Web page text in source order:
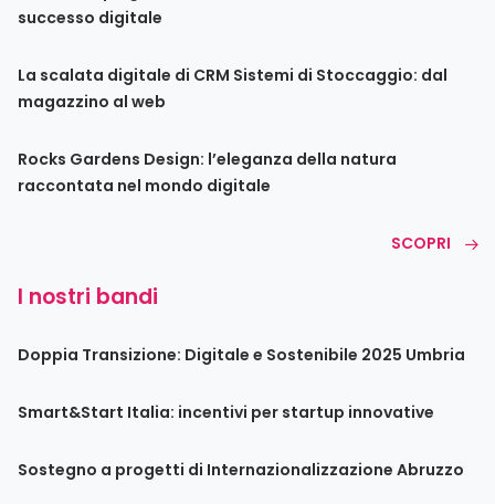
successo digitale
La scalata digitale di CRM Sistemi di Stoccaggio: dal
magazzino al web
Rocks Gardens Design: l’eleganza della natura
raccontata nel mondo digitale
SCOPRI
I nostri bandi
Doppia Transizione: Digitale e Sostenibile 2025 Umbria
Smart&Start Italia: incentivi per startup innovative
Sostegno a progetti di Internazionalizzazione Abruzzo